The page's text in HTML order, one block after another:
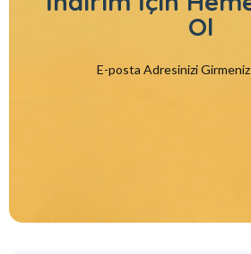
Ol
E-posta Adresinizi